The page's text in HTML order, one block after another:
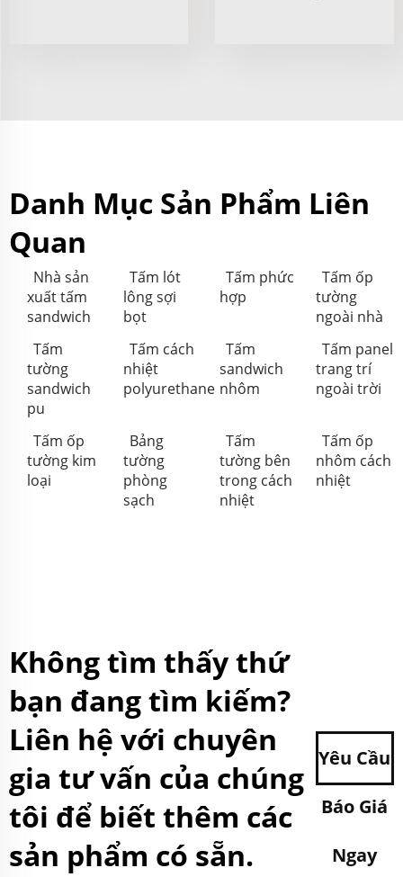
Danh Mục Sản Phẩm Liên
Quan
Nhà sản
xuất tấm
sandwich
Tấm lót
lông sợi
bọt
Tấm phức
hợp
Tấm ốp
tường
ngoài nhà
Tấm
tường
sandwich
pu
Tấm cách
nhiệt
polyurethane
Tấm
sandwich
nhôm
Tấm panel
trang trí
ngoài trời
Tấm ốp
tường kim
loại
Bảng
tường
phòng
sạch
Tấm
tường bên
trong cách
nhiệt
Tấm ốp
nhôm cách
nhiệt
Không tìm thấy thứ
bạn đang tìm kiếm?
Liên hệ với chuyên
gia tư vấn của chúng
tôi để biết thêm các
sản phẩm có sẵn.
Yêu Cầu
Báo Giá
Ngay